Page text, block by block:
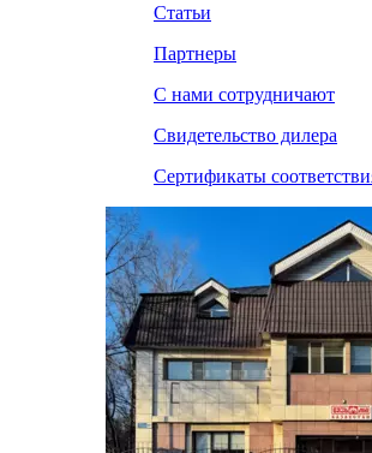
Статьи
Партнеры
С нами сотрудничают
Свидетельство дилера
Сертификаты